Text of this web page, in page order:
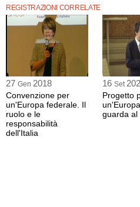
REGISTRAZIONI CORRELATE
27 Gen 2018
Convenzione per
un'Europa federale. Il
ruolo e le
responsabilità
dell'Italia
16 Set
Progetto
guarda al